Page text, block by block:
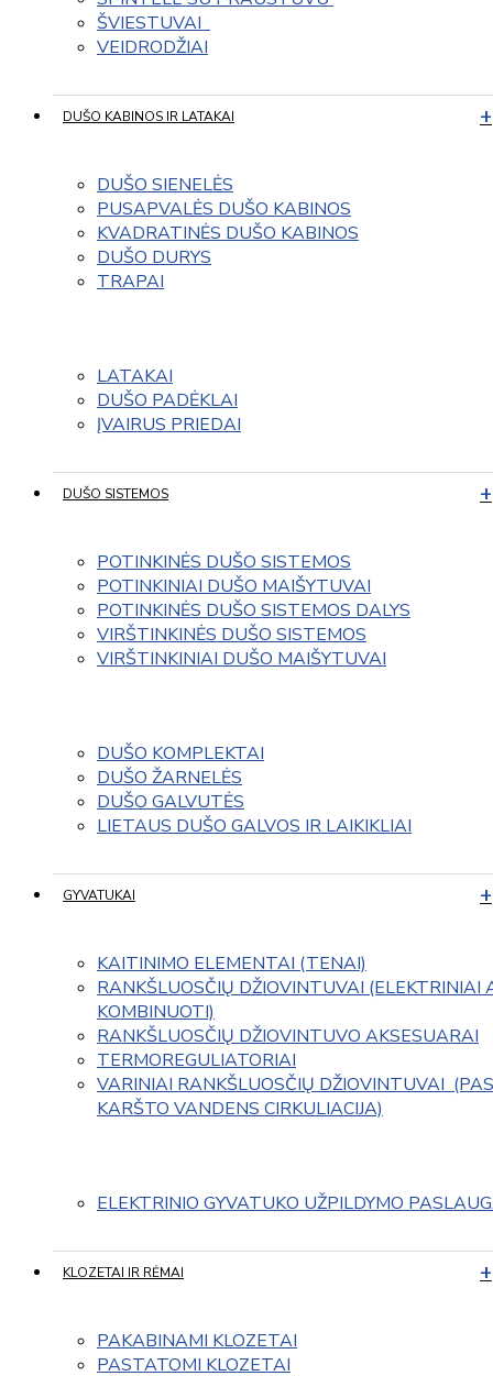
ŠVIESTUVAI
VEIDRODŽIAI
DUŠO KABINOS IR LATAKAI
DUŠO SIENELĖS
PUSAPVALĖS DUŠO KABINOS
KVADRATINĖS DUŠO KABINOS
DUŠO DURYS
TRAPAI
LATAKAI
DUŠO PADĖKLAI
ĮVAIRUS PRIEDAI
DUŠO SISTEMOS
POTINKINĖS DUŠO SISTEMOS
POTINKINIAI DUŠO MAIŠYTUVAI
POTINKINĖS DUŠO SISTEMOS DALYS
VIRŠTINKINĖS DUŠO SISTEMOS
VIRŠTINKINIAI DUŠO MAIŠYTUVAI
DUŠO KOMPLEKTAI
DUŠO ŽARNELĖS
DUŠO GALVUTĖS
LIETAUS DUŠO GALVOS IR LAIKIKLIAI
GYVATUKAI
KAITINIMO ELEMENTAI (TENAI)
RANKŠLUOSČIŲ DŽIOVINTUVAI (ELEKTRINIAI
KOMBINUOTI)
RANKŠLUOSČIŲ DŽIOVINTUVO AKSESUARAI
TERMOREGULIATORIAI
VARINIAI RANKŠLUOSČIŲ DŽIOVINTUVAI
KARŠTO VANDENS CIRKULIACIJA)
ELEKTRINIO GYVATUKO UŽPILDYMO
KLOZETAI IR RĖMAI
PAKABINAMI KLOZETAI
PASTATOMI KLOZETAI